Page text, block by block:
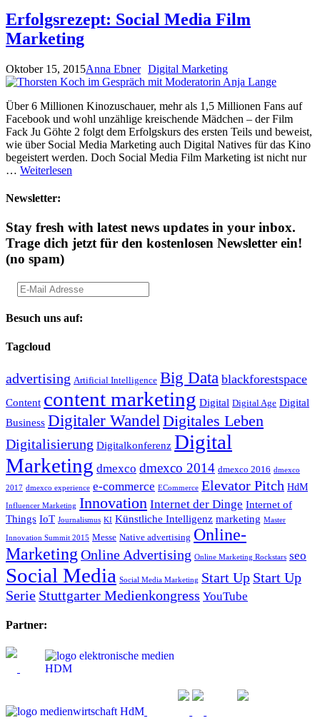
Erfolgsrezept: Social Media Film
Marketing
Oktober 15, 2015Anna Ebner Digital Marketing
Über 6 Millionen Kinozuschauer, mehr als 1,5 Millionen Fans auf
Facebook und wohl unzählige kreischende Mädchen – der Film
Fack Ju Göhte 2 folgt dem Erfolgskurs des ersten Teils und beweist,
wie über Social Media Marketing auch Digital Natives für das Kino
begeistert werden. Doch Social Media Film Marketing ist nicht nur
… Weiterlesen
Newsletter:
Stay fresh with latest news updates in your inbox.
Trage dich jetzt für den kostenlosen Newsletter ein!
(no spam)
Besuch uns auf:
Tagcloud
advertising Artificial Intelligence Big Data blackforestspace
Content content marketing Digital Digital Age Digital
Business Digitaler Wandel Digitales Leben
Digitalisierung Digitalkonferenz Digital
Marketing dmexco dmexco 2014 dmexco 2016 dmexco
2017 dmexco experience e-commerce ECommerce Elevator Pitch HdM
Influencer Marketing Innovation Internet der Dinge Internet of
Things IoT Journalismus KI Künstliche Intelligenz marketing Master
Innovation Summit 2015 Messe Native advertising Online-
Marketing Online Advertising Online Marketing Rockstars seo
Social Media Social Media Marketing Start Up Start Up
Serie Stuttgarter Medienkongress YouTube
Partner: